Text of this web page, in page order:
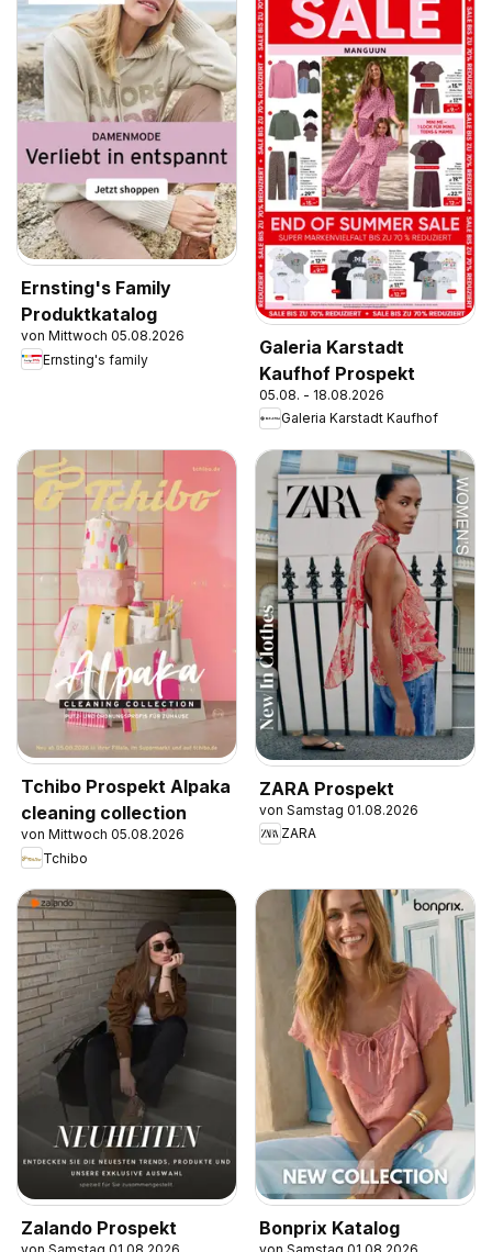
Ernsting's Family
Produktkatalog
von Mittwoch 05.08.2026
Ernsting's family
Galeria Karstadt
Kaufhof Prospekt
05.08. - 18.08.2026
Galeria Karstadt Kaufhof
Tchibo Prospekt Alpaka
cleaning collection
von Mittwoch 05.08.2026
Tchibo
ZARA Prospekt
von Samstag 01.08.2026
ZARA
Zalando Prospekt Bonprix Katalog